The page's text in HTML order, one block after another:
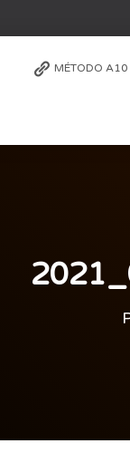
MÉTODO A10